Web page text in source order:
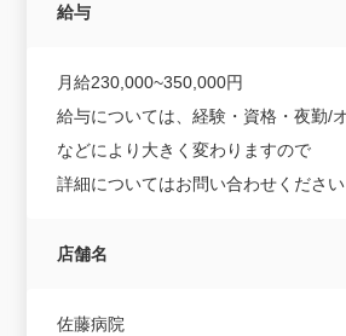
給与
月給230,000~350,000円
給与については、経験・資格・夜勤/
などにより大きく変わりますので
詳細についてはお問い合わせください
店舗名
佐藤病院